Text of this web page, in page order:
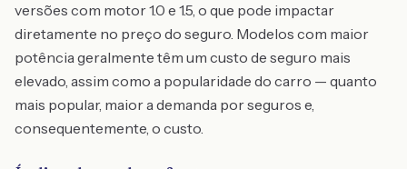
versões com motor 1.0 e 1.5, o que pode impactar
diretamente no preço do seguro. Modelos com maior
potência geralmente têm um custo de seguro mais
elevado, assim como a popularidade do carro — quanto
mais popular, maior a demanda por seguros e,
consequentemente, o custo.